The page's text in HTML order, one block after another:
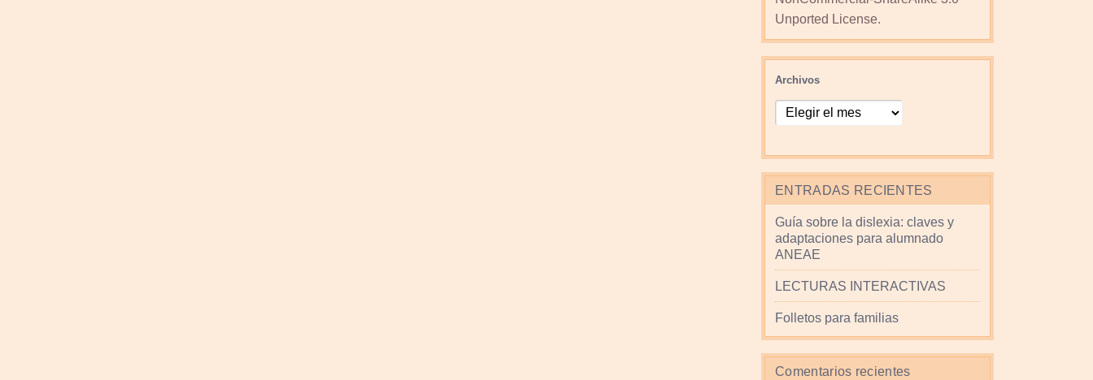
Unported License.
Archivos
ENTRADAS RECIENTES
Guía sobre la dislexia: claves y
adaptaciones para alumnado
ANEAE
LECTURAS INTERACTIVAS
Folletos para familias
Comentarios recientes